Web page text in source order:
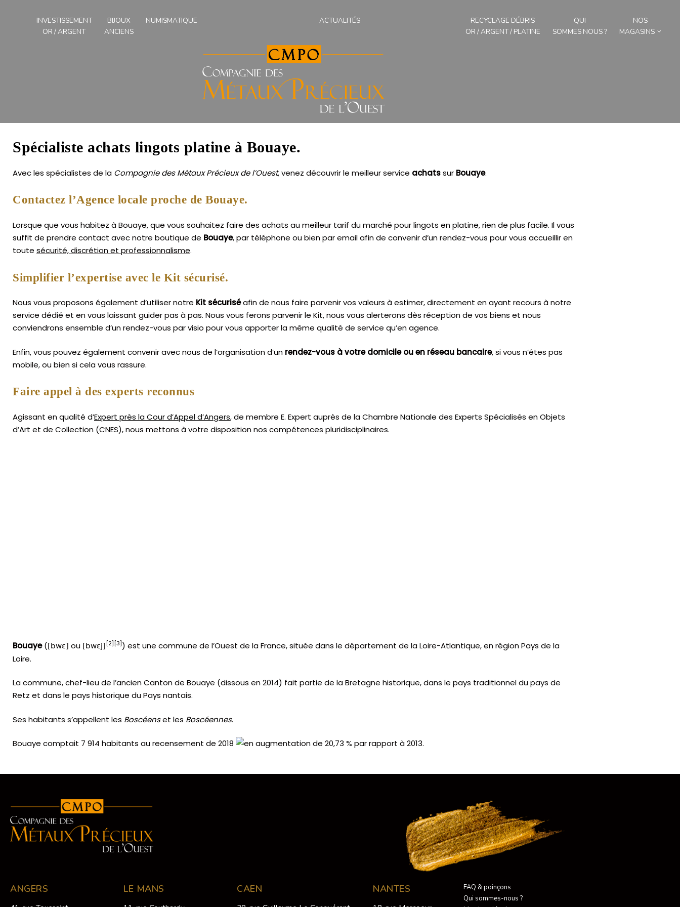
INVESTISSEMENT
OR / ARGENT
BIJOUX
ANCIENS
NUMISMATIQUE ACTUALITÉS
RECYCLAGE DÉBRIS
OR / ARGENT / PLATINE
QUI
SOMMES NOUS ?
NOS
MAGASINS
Spécialiste achats lingots platine à Bouaye.
Avec les spécialistes de la Compagnie des Métaux Précieux de l’Ouest, venez découvrir le meilleur service achatssur Bouaye.
Contactez l’Agence locale proche de Bouaye.
Lorsque que vous habitez à Bouaye, que vous souhaitez faire des achats au meilleur tarif du marché pour lingots en platine, rien de plus facile. Il vous
suffit de prendre contact avec notre boutique de Bouaye, par téléphone ou bien par email afin de convenir d’un rendez-vous pour vous accueillir en
toute sécurité, discrétion et professionnalisme.
Simplifier l’expertise avec le Kit sécurisé.
Nous vous proposons également d’utiliser notre Kit sécuriséafin de nous faire parvenir vos valeurs à estimer, directement en ayant recours à notre
service dédié et en vous laissant guider pas à pas. Nous vous ferons parvenir le Kit, nous vous alerterons dès réception de vos biens et nous
conviendrons ensemble d’un rendez-vous par visio pour vous apporter la même qualité de service qu’en agence.
Enfin, vous pouvez également convenir avec nous de l’organisation d’un rendez-vous à votre domicile ou en réseau bancaire, si vous n’êtes pas
mobile, ou bien si cela vous rassure.
Faire appel à des experts reconnus
Agissant en qualité d’Expert près la Cour d’Appel d’Angers, de membre E. Expert auprès de laChambre Nationale des Experts Spécialisés en Objets
d’Art et de Collection (CNES),nous mettons à votre disposition nos compétences pluridisciplinaires.
Bouaye([bwɛ] ou [bwɛj] [2] [3]) est une commune de l’Ouest de la France, située dans le département de la Loire-Atlantique, en région Pays de la
Loire.
La commune, chef-lieu de l’ancien Canton de Bouaye (dissous en 2014) fait partie de la Bretagne historique, dans le pays traditionnel du pays de
Retz et dans le pays historique du Pays nantais.
Ses habitants s’appellent les Boscéenset les Boscéennes.
Bouaye comptait 7 914 habitants au recensement de 2018 .
ANGERS LE MANS CAEN NANTES
FAQ & poinçons
Qui sommes-nous ?